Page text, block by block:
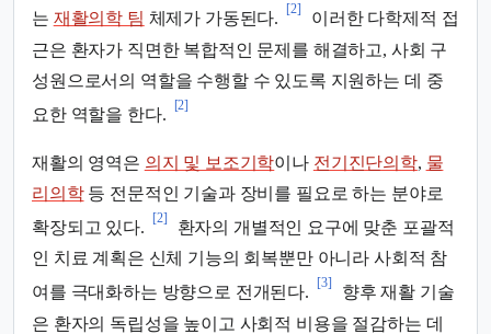
는 재활의학 팀 체제가 가동된다.
[2]
이러한 다학제적 접
근은 환자가 직면한 복합적인 문제를 해결하고, 사회 구
성원으로서의 역할을 수행할 수 있도록 지원하는 데 중
요한 역할을 한다.
[2]
재활의 영역은 의지 및 보조기학이나 전기진단의학, 물
리의학등 전문적인 기술과 장비를 필요로 하는 분야로
확장되고 있다.
[2]
환자의 개별적인 요구에 맞춘 포괄적
인 치료 계획은 신체 기능의 회복뿐만 아니라 사회적 참
여를 극대화하는 방향으로 전개된다.
[3]
향후 재활 기술
은 환자의 독립성을 높이고 사회적 비용을 절감하는 데